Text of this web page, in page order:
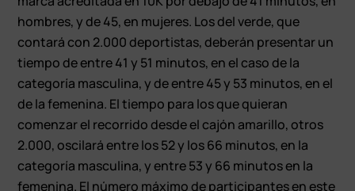
hombres, y de 45, en mujeres. Los del verde, que
contará con 2.000 deportistas, deberán presentar un
tiempo de entre 41 y 51 minutos, en el caso de la
categoría masculina, y de entre 45 y 53 minutos, en el
de la femenina. El tiempo para los que quieran
comenzar el recorrido desde el cajón amarillo, otros
2.000, oscilará entre los 52 y los 66 minutos, en la
categoría masculina, y entre 53 y 66 minutos en la
femenina. El número máximo de participantes en este